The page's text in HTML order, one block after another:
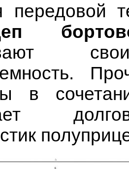
передовой
в